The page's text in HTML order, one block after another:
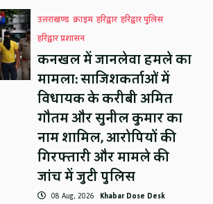
उत्तराखण्ड क्राइम हरिद्वार हरिद्वार पुलिस
हरिद्वार प्रशासन
कनखल में जानलेवा हमले का
मामला: साजिशकर्ताओं में
विधायक के करीबी अमित
गौतम और सुनील कुमार का
नाम शामिल, आरोपियों की
गिरफ्तारी और मामले की
जांच में जुटी पुलिस
08 Aug, 2026 Khabar Dose Desk